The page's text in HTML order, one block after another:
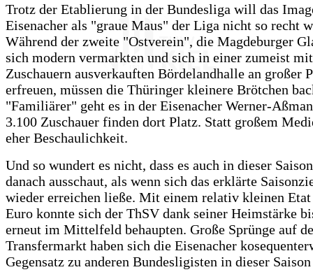
Trotz der Etablierung in der Bundesliga will das
Eisenacher als "graue Maus" der Liga nicht so recht
Während der zweite "Ostverein", die Magdeburger
sich modern vermarkten und sich in einer zumeist
Zuschauern ausverkauften Bördelandhalle an großer
erfreuen, müssen die Thüringer kleinere Brötchen
"Familiärer" geht es in der Eisenacher Werner-
3.100 Zuschauer finden dort Platz. Statt großem
eher Beschaulichkeit.
Und so wundert es nicht, dass es auch in dieser
danach ausschaut, als wenn sich das erklärte
wieder erreichen ließe. Mit einem relativ kleinen
Euro konnte sich der ThSV dank seiner Heimstärke
erneut im Mittelfeld behaupten. Große Sprünge auf
Transfermarkt haben sich die Eisenacher
Gegensatz zu anderen Bundesligisten in dieser